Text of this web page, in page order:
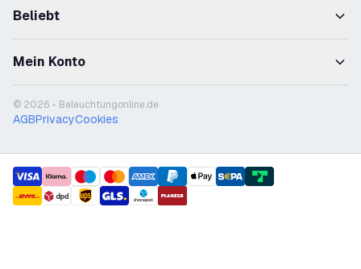
Beliebt
Mein Konto
© 2026 - Beleuchtungonline.de
AGBPrivacyCookies
payment methods
shipment methods